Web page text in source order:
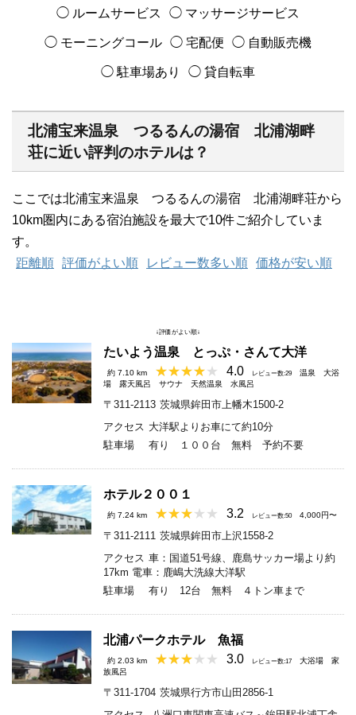
◯ ルームサービス ◯ マッサージサービス
◯ モーニングコール ◯ 宅配便 ◯ 自動販売機
◯ 駐車場あり ◯ 貸自転車
北浦宝来温泉 つるるんの湯宿 北浦湖畔
荘に近い評判のホテルは？
ここでは北浦宝来温泉 つるるんの湯宿 北浦湖畔荘から
10km圏内にある宿泊施設を最大で10件ご紹介していま
す。
距離順 評価がよい順 レビュー数多い順 価格が安い順
↓評価がよい順↓
たいよう温泉 とっぷ・さんて大洋
約 7.10 km 4.0 レビュー数:29 温泉
大浴
場
露天風呂 サウナ 天然温泉 水風呂
〒311-2113 茨城県鉾田市上幡木1500-2
アクセス 大洋駅よりお車にて約10分
駐車場
有り １００台 無料 予約不要
ホテル２００１
約 7.24 km 3.2 レビュー数:50 4,000円〜
〒311-2111 茨城県鉾田市上沢1558-2
アクセス 車：国道51号線、鹿島サッカー場より約
17km 電車：鹿嶋大洗線大洋駅
駐車場
有り 12台 無料 ４トン車まで
北浦パークホテル 魚福
約 2.03 km 3.0 レビュー数:17 大浴場
家
族風呂
〒311-1704 茨城県行方市山田2856-1